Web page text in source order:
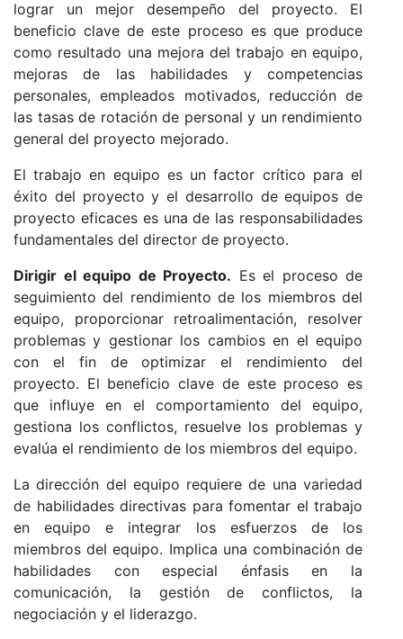
lograr un mejor desempeño del proyecto. El
beneficio clave de este proceso es que produce
como resultado una mejora del trabajo en equipo,
mejoras de las habilidades y competencias
personales, empleados motivados, reducción de
las tasas de rotación de personal y un rendimiento
general del proyecto mejorado.
El trabajo en equipo es un factor crítico para el
éxito del proyecto y el desarrollo de equipos de
proyecto eficaces es una de las responsabilidades
fundamentales del director de proyecto.
Dirigir el equipo de Proyecto. Es el proceso de
seguimiento del rendimiento de los miembros del
equipo, proporcionar retroalimentación, resolver
problemas y gestionar los cambios en el equipo
con el fin de optimizar el rendimiento del
proyecto. El beneficio clave de este proceso es
que influye en el comportamiento del equipo,
gestiona los conflictos, resuelve los problemas y
evalúa el rendimiento de los miembros del equipo.
La dirección del equipo requiere de una variedad
de habilidades directivas para fomentar el trabajo
en equipo e integrar los esfuerzos de los
miembros del equipo. Implica una combinación de
habilidades con especial énfasis en la
comunicación, la gestión de conflictos, la
negociación y el liderazgo.